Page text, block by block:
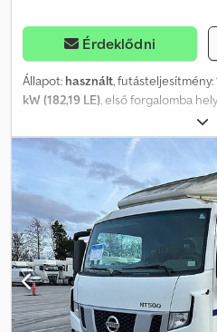
Érdeklődni
Állapot: használt, futásteljesítmény:
kW (182,19 LE), első forgalomba
, össztömeg:
mechanikai, kibocsátási osztály:
koromszűrő
, - Kézi sebességváltó
konténer, felfüggesztés: laprugós